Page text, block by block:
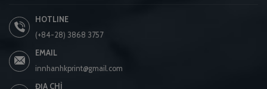
HOTLINE
(+84-28) 3868 3757
EMAIL
innhanhkprint@gmail.com
ĐỊA CHỈ